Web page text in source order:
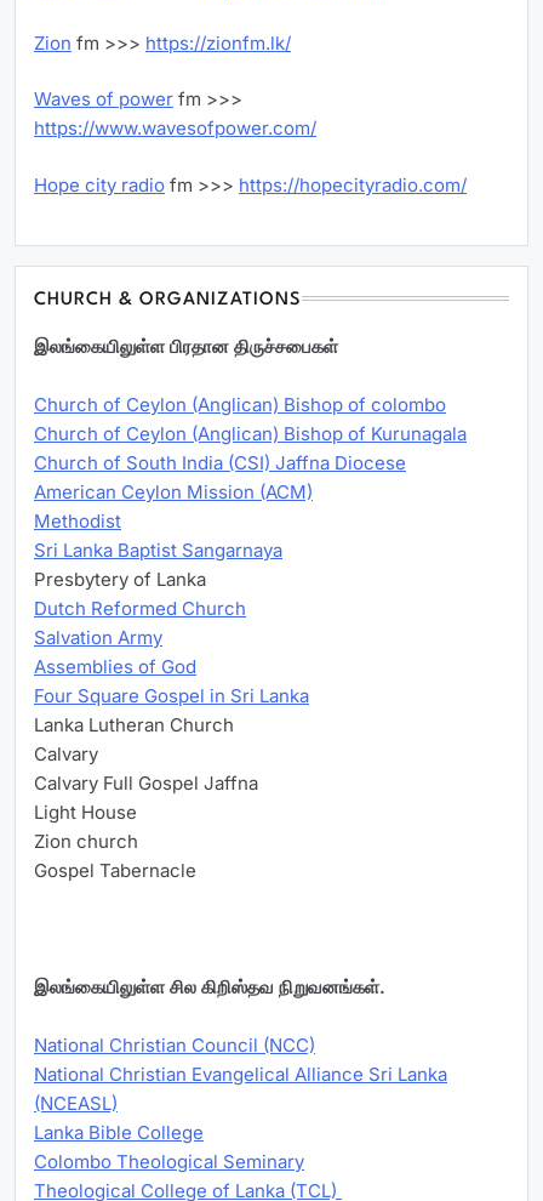
Zion fm >>> https://zionfm.lk/
Waves of power fm >>>
https://www.wavesofpower.com/
Hope city radio fm >>> https://hopecityradio.com/
CHURCH & ORGANIZATIONS
இலங்கையிலுள்ள பிரதான திருச்சபைகள்
Church of Ceylon (Anglican) Bishop of colombo
Church of Ceylon (Anglican) Bishop of Kurunagala
Church of South India (CSI) Jaffna Diocese
American Ceylon Mission (ACM)
Methodist
Sri Lanka Baptist Sangarnaya
Presbytery of Lanka
Dutch Reformed Church
Salvation Army
Assemblies of God
Four Square Gospel in Sri Lanka
Lanka Lutheran Church
Calvary
Calvary Full Gospel Jaffna
Light House
Zion church
Gospel Tabernacle
இலங்கையிலுள்ள சில கிறிஸ்தவ நிறுவனங்கள்.
National Christian Council (NCC)
National Christian Evangelical Alliance Sri Lanka
(NCEASL)
Lanka Bible College
Colombo Theological Seminary
Theological College of Lanka (TCL)